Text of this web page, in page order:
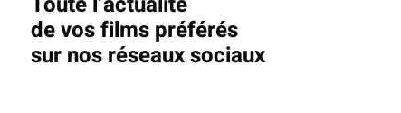
de vos films préférés
sur nos réseaux sociaux